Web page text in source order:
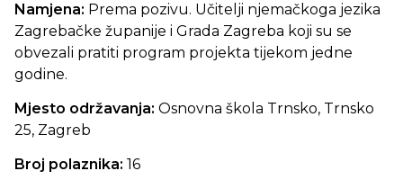
Namjena: Prema pozivu. Učitelji njemačkoga jezika
Zagrebačke županije i Grada Zagreba koji su se
obvezali pratiti program projekta tijekom jedne
godine.
Mjesto održavanja: Osnovna škola Trnsko, Trnsko
25, Zagreb
Broj polaznika: 16